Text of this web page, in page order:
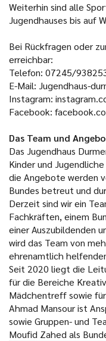
Weiterhin sind alle
Jugendhauses bis auf
Bei Rückfragen oder
erreichbar:
Telefon: 07245/
E-Mail: Jugendhaus-
Instagram:
Facebook:
Das Team und
Das Jugendhaus
Kinder und
die Angebote werden
Bundes betreut und
Derzeit sind wir ein
Fachkräften, einem
einer Auszubildenden
wird das Team von
ehrenamtlich
Seit 2020 liegt die
für die Bereiche
Mädchentreff sowie
Ahmad Mansour ist
sowie Gruppen- und
Moufid Zahed als